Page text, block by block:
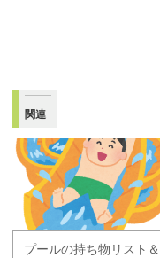
関連
プールの持ち物リスト＆